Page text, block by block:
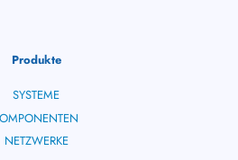
Produkte
SYSTEME
NETZWERKE